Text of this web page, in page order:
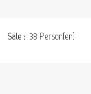
Säle : 38 Person(en)